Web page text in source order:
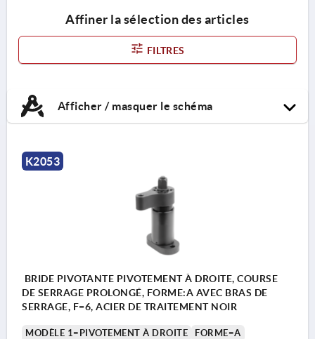
Affiner la sélection des articles
FILTRES
Afficher / masquer le schéma
K2053
BRIDE PIVOTANTE PIVOTEMENT À DROITE, COURSE
DE SERRAGE PROLONGÉ, FORME:A AVEC BRAS DE
SERRAGE, F=6, ACIER DE TRAITEMENT NOIR
MODÈLE 1=PIVOTEMENT À DROITE
FORME=A